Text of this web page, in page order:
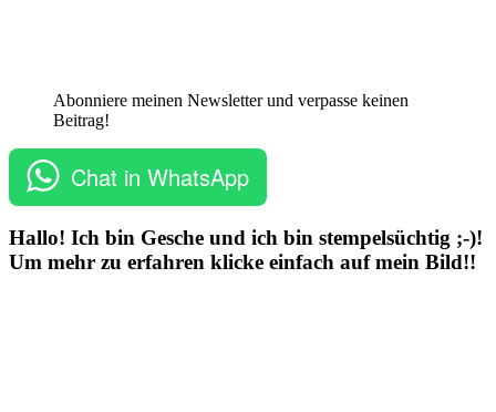
Abonniere meinen Newsletter und verpasse keinen
Beitrag!
Chat in WhatsApp
Hallo! Ich bin Gesche und ich bin stempelsüchtig ;-)!
Um mehr zu erfahren klicke einfach auf mein Bild!!